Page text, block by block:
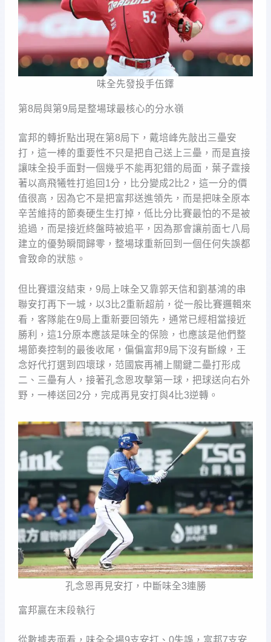
味全先發投手伍鐸
第8局與第9局是整場球最核心的分水嶺
富邦的轉折點出現在第8局下，戴培峰先敲出三壘安
打，這一棒的重要性不只是把自己送上三壘，而是直接
讓味全投手面對一個幾乎不能再犯錯的局面，葉子霆接
著以高飛犧牲打追回1分，比分變成2比2，這一分的價
值很高，因為它不是把富邦送進領先，而是把味全原本
辛苦維持的節奏硬生生打掉，低比分比賽最怕的不是被
追過，而是接近終盤時被追平，因為那會讓前面七八局
建立的優勢瞬間歸零，整場球重新回到一個任何失誤都
會致命的狀態。
但比賽還沒結束，9局上味全又靠郭天信和劉基鴻的串
聯安打再下一城，以3比2重新超前，從一般比賽邏輯來
看，客隊能在9局上重新要回領先，通常已經相當接近
勝利，這1分原本應該是味全的保險，也應該是他們整
場節奏控制的最後收尾，偏偏富邦9局下沒有斷線，王
念好代打選到四壞球，范國宸再補上關鍵二壘打形成
二、三壘有人，接著孔念恩攻擊第一球，把球送向右外
野，一棒送回2分，完成再見安打與4比3逆轉。
孔念恩再見安打，中斷味全3連勝
富邦贏在末段執行
從數據表面看，味全全場9支安打、0失誤，富邦7支安